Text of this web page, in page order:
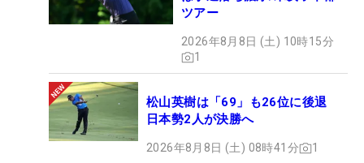
ツアー
2026年8月8日 (土) 10時15分
1
松山英樹は「69」も26位に後退
日本勢2人が決勝へ
2026年8月8日 (土) 08時41分 1